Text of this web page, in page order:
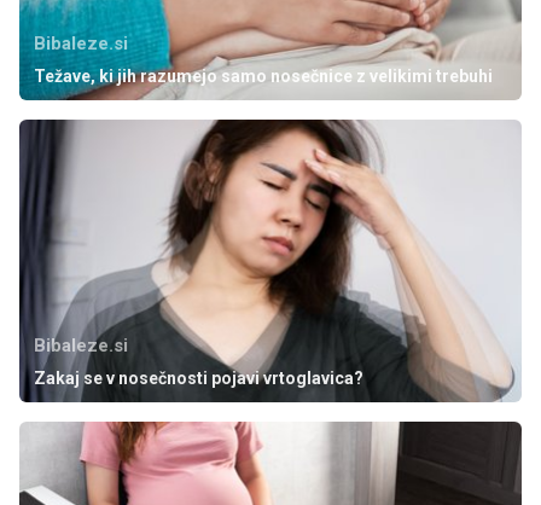
Bibaleze.si
Težave, ki jih razumejo samo nosečnice z velikimi trebuhi
Bibaleze.si
Zakaj se v nosečnosti pojavi vrtoglavica?